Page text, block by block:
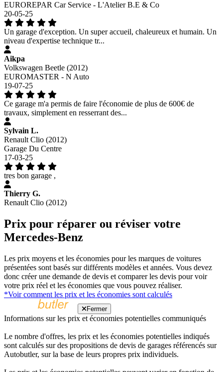
EUROREPAR Car Service - L'Atelier B.E & Co
20-05-25
Un garage d'exception. Un super accueil, chaleureux et humain. Un
niveau d'expertise technique tr...
Aikpa
Volkswagen Beetle (2012)
EUROMASTER - N Auto
19-07-25
Ce garage m'a permis de faire l'économie de plus de 600€ de
travaux, simplement en resserrant des...
Sylvain L.
Renault Clio (2012)
Garage Du Centre
17-03-25
tres bon garage ,
Thierry G.
Renault Clio (2012)
Prix pour réparer ou réviser votre
Mercedes-Benz
Les prix moyens et les économies pour les marques de voitures
présentées sont basés sur différents modèles et années. Vous devez
donc créer une demande de devis et comparer les devis pour voir
votre prix réel et les économies que vous pouvez réaliser.
*Voir comment les prix et les économies sont calculés
Fermer
Informations sur les prix et économies potentielles communiqués
Le nombre d'offres, les prix et les économies potentielles indiqués
sont calculés sur des propositions de devis de garages référencés sur
Autobutler, sur la base de leurs propres prix individuels.